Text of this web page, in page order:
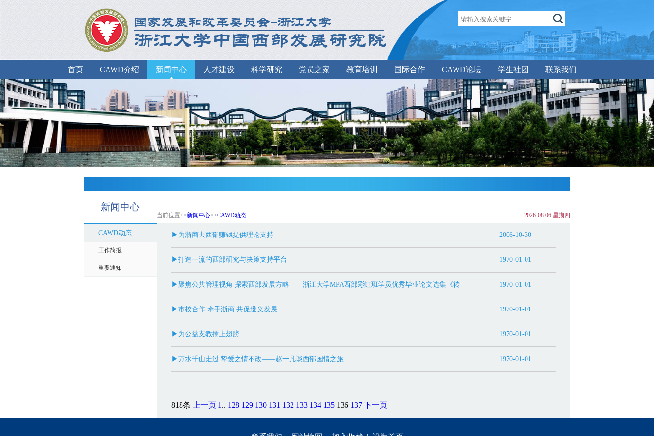
首页 CAWD介绍 新闻中心 人才建设 科学研究 党员之家 教育培训 国际合作 CAWD论坛 学生社团 联系我们
新闻中心
当前位置>>新闻中心>>CAWD动态 2026-08-06 星期四
CAWD动态
工作简报
重要通知
▶为浙商去西部赚钱提供理论支持 2006-10-30
▶打造一流的西部研究与决策支持平台 1970-01-01
▶聚焦公共管理视角 探索西部发展方略——浙江大学MPA西部彩虹班学员优秀毕业论文选集《转 1970-01-01
▶市校合作 牵手浙商 共促遵义发展 1970-01-01
▶为公益支教插上翅膀 1970-01-01
▶万水千山走过 挚爱之情不改——赵一凡谈西部国情之旅 1970-01-01
818条 上一页 1 .. 128 129 130 131 132 133 134 135 136 137 下一页